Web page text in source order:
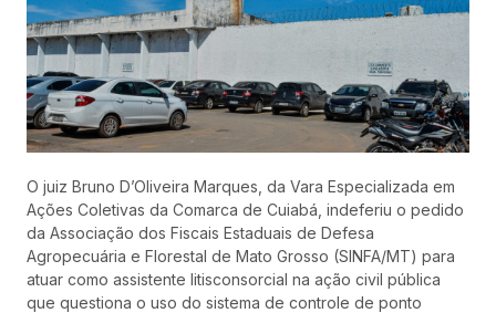
O juiz Bruno D’Oliveira Marques, da Vara Especializada em
Ações Coletivas da Comarca de Cuiabá, indeferiu o pedido
da Associação dos Fiscais Estaduais de Defesa
Agropecuária e Florestal de Mato Grosso (SINFA/MT) para
atuar como assistente litisconsorcial na ação civil pública
que questiona o uso do sistema de controle de ponto